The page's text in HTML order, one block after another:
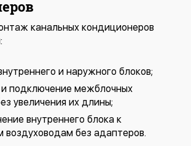
канальных кондиционеров
и наружного блоков;
и подключение межблочных
увеличения их длины;
внутреннего блока к
воздуховодам без адаптеров.